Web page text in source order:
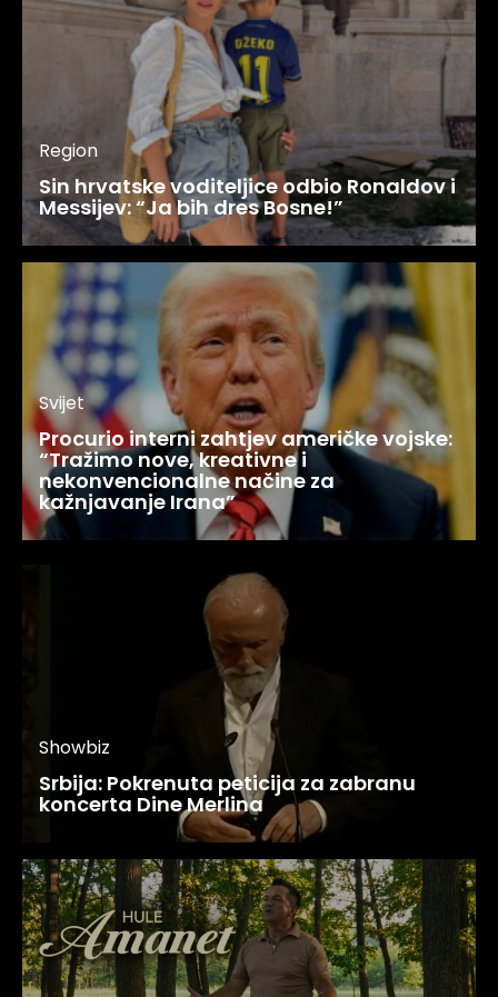
Region
Sin hrvatske voditeljice odbio Ronaldov i
Messijev: “Ja bih dres Bosne!”
Svijet
Procurio interni zahtjev američke vojske:
“Tražimo nove, kreativne i
nekonvencionalne načine za
kažnjavanje Irana”
Showbiz
Srbija: Pokrenuta peticija za zabranu
koncerta Dine Merlina